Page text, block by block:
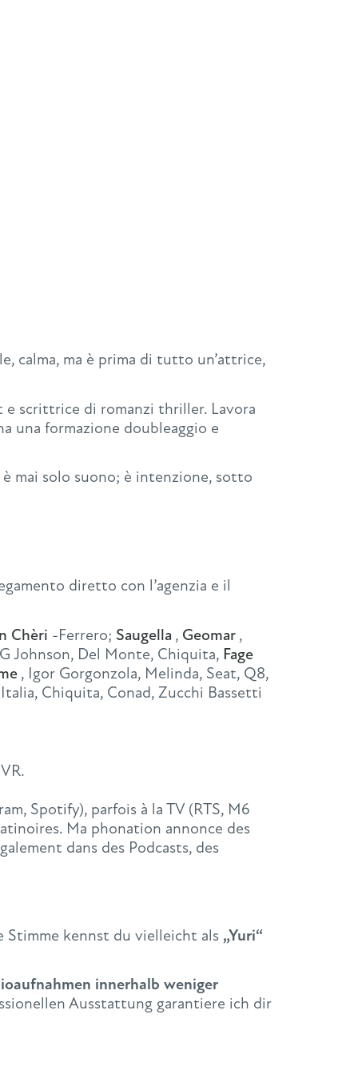
calma, ma è prima di tutto un’attrice,
e scrittrice di romanzi thriller. Lavora
una formazione doubleaggio e
mai solo suono; è intenzione, sotto
diretto con l’agenzia e il
Chèri -Ferrero; Saugella , Geomar ,
Johnson, Del Monte, Chiquita, Fage
, Igor Gorgonzola, Melinda, Seat, Q8,
Chiquita, Conad, Zucchi Bassetti
Spotify), parfois à la TV (RTS, M6
Ma phonation annonce des
dans des Podcasts, des
Stimme kennst du vielleicht als „Yuri“
innerhalb weniger
Ausstattung garantiere ich dir